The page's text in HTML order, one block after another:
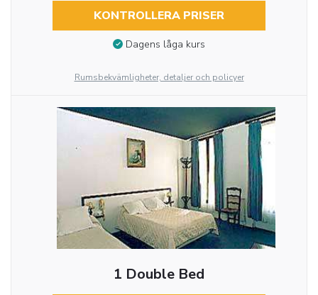
KONTROLLERA PRISER
Dagens låga kurs
Rumsbekvämligheter, detaljer och policyer
1 Double Bed